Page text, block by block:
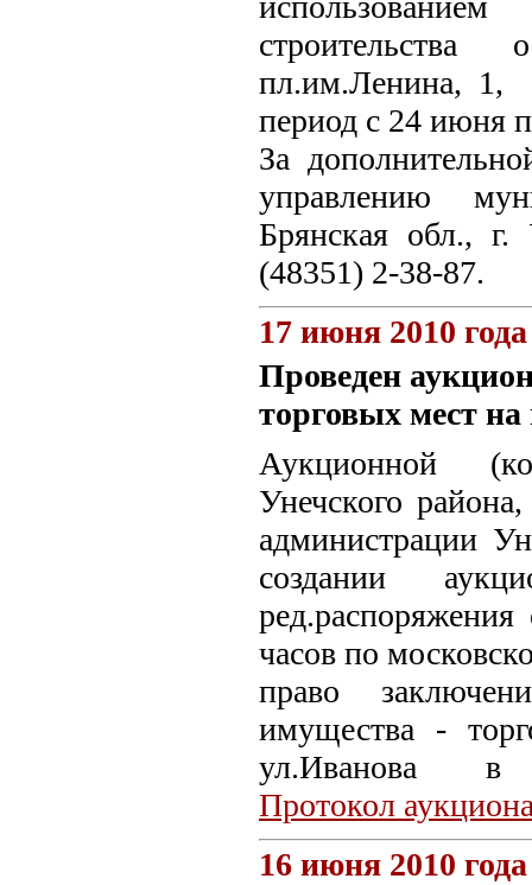
пл.им.Ленина, 1,
период с 24 июня
За
управлению
Брянская обл.,
(48351) 2-38-87.
17 июня 2010 года
Проведен
торговых мест
Аукционной
Унечского
администрации
создании
часов по
право
имущества -
ул.Иванова
Протокол
16 июня 2010 года